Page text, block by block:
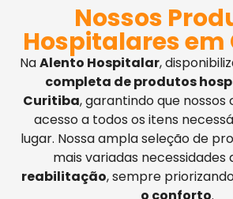
Nossos
Hospitalares
NaAlento Hospitalar,
completa de produtos
Curitiba, garantindo que
acesso a todos os itens
lugar. Nossa ampla seleção de
mais variadas necessidades
reabilitação, sempre
o conforto.